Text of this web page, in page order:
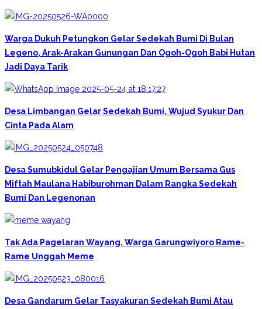
Warga Dukuh Petungkon Gelar Sedekah Bumi Di Bulan
Legeno, Arak-Arakan Gunungan Dan Ogoh-Ogoh Babi Hutan
Jadi Daya Tarik
Desa Limbangan Gelar Sedekah Bumi, Wujud Syukur Dan
Cinta Pada Alam
Desa Sumubkidul Gelar Pengajian Umum Bersama Gus
Miftah Maulana Habiburohman Dalam Rangka Sedekah
Bumi Dan Legenonan
Tak Ada Pagelaran Wayang, Warga Garungwiyoro Rame-
Rame Unggah Meme
Desa Gandarum Gelar Tasyakuran Sedekah Bumi Atau